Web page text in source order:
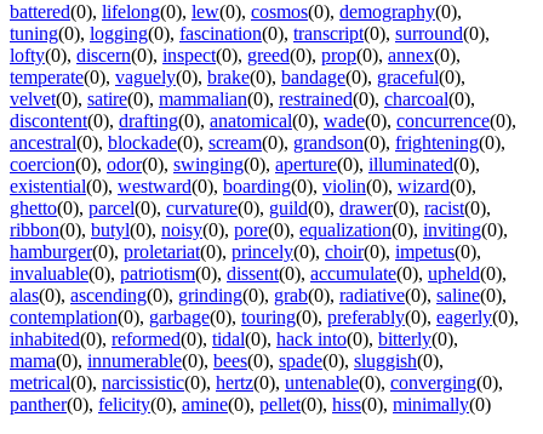
battered(0), lifelong(0), lew(0), cosmos(0), demography(0),
tuning(0), logging(0), fascination(0), transcript(0), surround(0),
lofty(0), discern(0), inspect(0), greed(0), prop(0), annex(0),
temperate(0), vaguely(0), brake(0), bandage(0), graceful(0),
velvet(0), satire(0), mammalian(0), restrained(0), charcoal(0),
discontent(0), drafting(0), anatomical(0), wade(0), concurrence(0),
ancestral(0), blockade(0), scream(0), grandson(0), frightening(0),
coercion(0), odor(0), swinging(0), aperture(0), illuminated(0),
existential(0), westward(0), boarding(0), violin(0), wizard(0),
ghetto(0), parcel(0), curvature(0), guild(0), drawer(0), racist(0),
ribbon(0), butyl(0), noisy(0), pore(0), equalization(0), inviting(0),
hamburger(0), proletariat(0), princely(0), choir(0), impetus(0),
invaluable(0), patriotism(0), dissent(0), accumulate(0), upheld(0),
alas(0), ascending(0), grinding(0), grab(0), radiative(0), saline(0),
contemplation(0), garbage(0), touring(0), preferably(0), eagerly(0),
inhabited(0), reformed(0), tidal(0), hack into(0), bitterly(0),
mama(0), innumerable(0), bees(0), spade(0), sluggish(0),
metrical(0), narcissistic(0), hertz(0), untenable(0), converging(0),
panther(0), felicity(0), amine(0), pellet(0), hiss(0), minimally(0)